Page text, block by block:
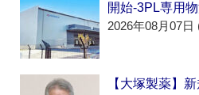
開始‐3PL専用
2026年08月07日
【大塚製薬】